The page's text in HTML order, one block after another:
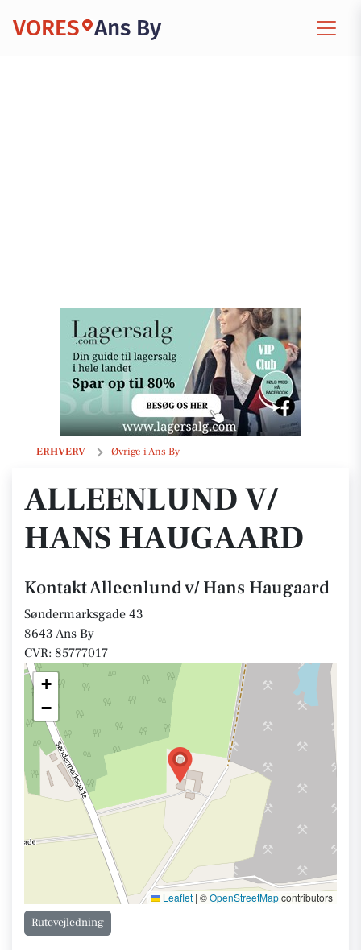
VORES Ans By
ERHVERV Øvrige i Ans By
Alleenlund v/ Hans Haugaard
ALLEENLUND V/
HANS HAUGAARD
Kontakt Alleenlund v/ Hans Haugaard
Søndermarksgade 43
8643 Ans By
CVR: 85777017
+
−
Leaflet | ©OpenStreetMapcontributors
Rutevejledning